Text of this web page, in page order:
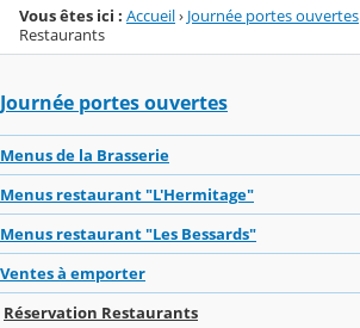
Vous êtes ici : Accueil› Journée portes ouvertes
Restaurants
Journée portes ouvertes
Menus de la Brasserie
Menus restaurant "L'Hermitage"
Menus restaurant "Les Bessards"
Ventes à emporter
Réservation Restaurants